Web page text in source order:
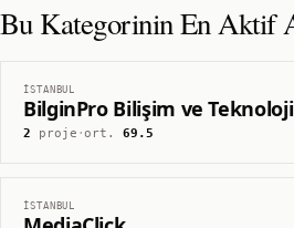
Bu Kategorinin En Aktif
İSTANBUL
BilginPro Bilişim ve
2 proje ·ort.69.5
İSTANBUL